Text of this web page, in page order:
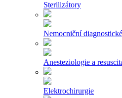
Sterilizátory
Nemocniční
Anesteziologie a
Elektrochirurgie